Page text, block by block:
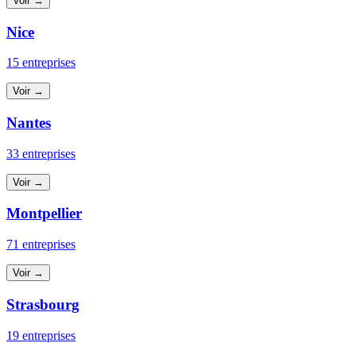
Nice
15 entreprises
Voir →
Nantes
33 entreprises
Voir →
Montpellier
71 entreprises
Voir →
Strasbourg
19 entreprises